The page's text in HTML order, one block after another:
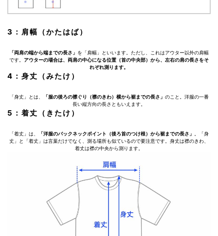
3：肩幅（かたはば）
「両肩の端から端までの長さ」 を「肩幅」といいます。ただし、これはアウター以外の肩幅
です。 アウターの場合は、両肩の中心になる位置（首の中央部）から、左右の肩の長さをそ
れぞれ測ります。
4：身丈（みたけ）
「身丈」とは、 「服の後ろの襟ぐり（襟のきわ）横から裾までの長さ」 のこと。洋服の一番
長い縦方向の長さともいえます。
5：着丈（きたけ）
「着丈」は、 「洋服のバックネックポイント（後ろ首のつけ根）から裾までの長さ」
。「身
丈」と「着丈」は言葉だけでなく、測る場所も似ているので要注意です。身丈は襟のきわ、
着丈は襟の中央から測ります。